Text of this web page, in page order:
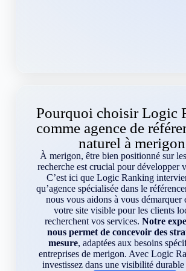
Pourquoi choisir Logic
comme agence de
naturel à
À merigon, être bien positionné sur
recherche est crucial pour développer
C’est ici que Logic Ranking
qu’agence spécialisée dans le
nous vous aidons à vous démarquer
votre site visible pour les clients
recherchent vos services. Notre
nous permet de concevoir des
mesure, adaptées aux besoins
entreprises de merigon. Avec Logic
investissez dans une visibilité